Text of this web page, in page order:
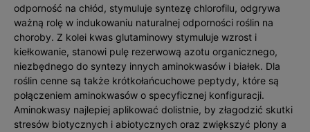
odporność na chłód, stymuluje syntezę chlorofilu, odgrywa
ważną rolę w indukowaniu naturalnej odporności roślin na
choroby. Z kolei kwas glutaminowy stymuluje wzrost i
kiełkowanie, stanowi pulę rezerwową azotu organicznego,
niezbędnego do syntezy innych aminokwasów i białek. Dla
roślin cenne są także krótkołańcuchowe peptydy, które są
połączeniem aminokwasów o specyficznej konfiguracji.
Aminokwasy najlepiej aplikować dolistnie, by złagodzić skutki
stresów biotycznych i abiotycznych oraz zwiększyć plony a